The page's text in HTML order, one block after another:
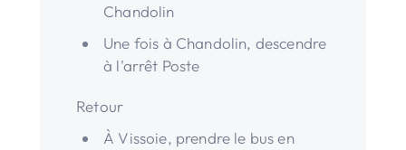
Chandolin
Une fois à Chandolin, descendre
à l'arrêt Poste
Retour
À Vissoie, prendre le bus en